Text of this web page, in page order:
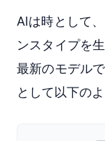
AIは時として
ンスタイプを
最新のモデル
として以下の